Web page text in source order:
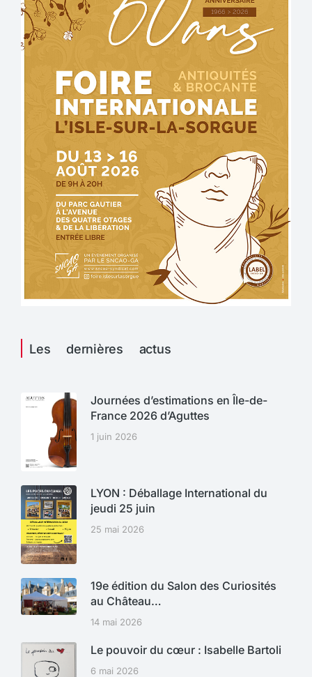
Les dernières actus
Journées d’estimations en Île-de-
France 2026 d’Aguttes
1 juin 2026
LYON : Déballage International du
jeudi 25 juin
25 mai 2026
19e édition du Salon des Curiosités
au Château…
14 mai 2026
Le pouvoir du cœur : Isabelle Bartoli
6 mai 2026